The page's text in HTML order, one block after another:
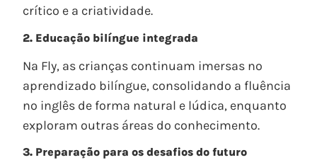
crítico e a criatividade.
2. Educação bilíngue integrada
Na Fly, as crianças continuam imersas no
aprendizado bilíngue, consolidando a fluência
no inglês de forma natural e lúdica, enquanto
exploram outras áreas do conhecimento.
3. Preparação para os desafios do futuro